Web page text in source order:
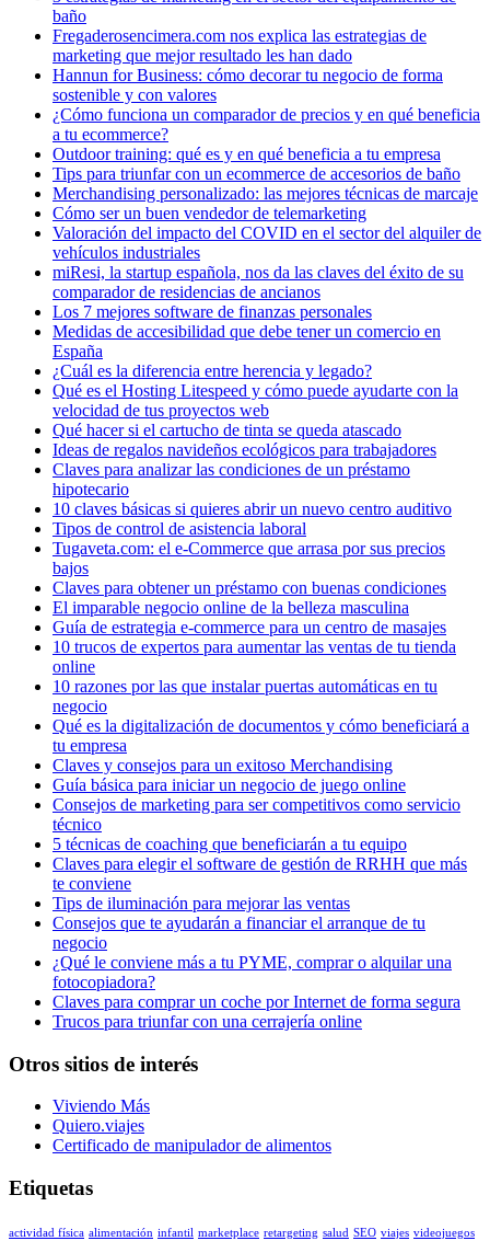
baño
Fregaderosencimera.com nos explica las estrategias de
marketing que mejor resultado les han dado
Hannun for Business: cómo decorar tu negocio de forma
sostenible y con valores
¿Cómo funciona un comparador de precios y en qué beneficia
a tu ecommerce?
Outdoor training: qué es y en qué beneficia a tu empresa
Tips para triunfar con un ecommerce de accesorios de baño
Merchandising personalizado: las mejores técnicas de marcaje
Cómo ser un buen vendedor de telemarketing
Valoración del impacto del COVID en el sector del alquiler de
vehículos industriales
miResi, la startup española, nos da las claves del éxito de su
comparador de residencias de ancianos
Los 7 mejores software de finanzas personales
Medidas de accesibilidad que debe tener un comercio en
España
¿Cuál es la diferencia entre herencia y legado?
Qué es el Hosting Litespeed y cómo puede ayudarte con la
velocidad de tus proyectos web
Qué hacer si el cartucho de tinta se queda atascado
Ideas de regalos navideños ecológicos para trabajadores
Claves para analizar las condiciones de un préstamo
hipotecario
10 claves básicas si quieres abrir un nuevo centro auditivo
Tipos de control de asistencia laboral
Tugaveta.com: el e-Commerce que arrasa por sus precios
bajos
Claves para obtener un préstamo con buenas condiciones
El imparable negocio online de la belleza masculina
Guía de estrategia e-commerce para un centro de masajes
10 trucos de expertos para aumentar las ventas de tu tienda
online
10 razones por las que instalar puertas automáticas en tu
negocio
Qué es la digitalización de documentos y cómo beneficiará a
tu empresa
Claves y consejos para un exitoso Merchandising
Guía básica para iniciar un negocio de juego online
Consejos de marketing para ser competitivos como servicio
técnico
5 técnicas de coaching que beneficiarán a tu equipo
Claves para elegir el software de gestión de RRHH que más
te conviene
Tips de iluminación para mejorar las ventas
Consejos que te ayudarán a financiar el arranque de tu
negocio
¿Qué le conviene más a tu PYME, comprar o alquilar una
fotocopiadora?
Claves para comprar un coche por Internet de forma segura
Trucos para triunfar con una cerrajería online
Otros sitios de interés
Viviendo Más
Quiero.viajes
Certificado de manipulador de alimentos
Etiquetas
actividad física alimentación infantil marketplace retargeting salud SEO viajes videojuegos